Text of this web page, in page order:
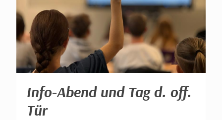
Info-Abend und Tag d. off.
Tür